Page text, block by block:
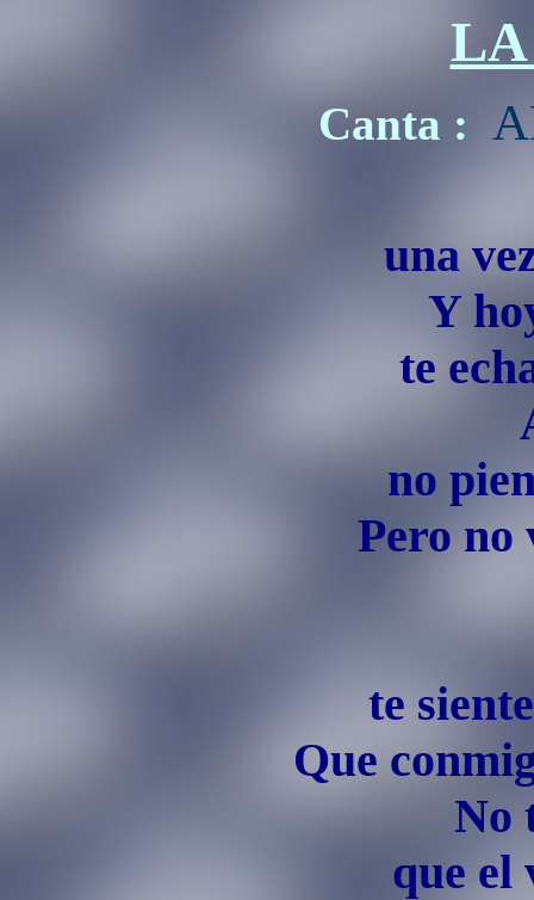
Canta :
una
Y
te
no
Pero no
te
Que
No
que el